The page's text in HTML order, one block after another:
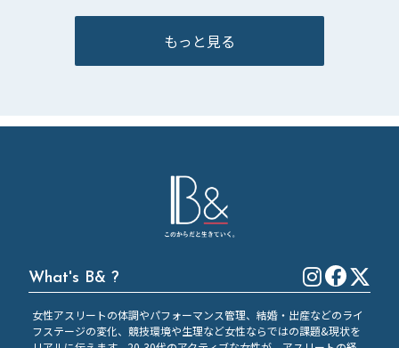
もっと見る
What's B& ?
女性アスリートの体調やパフォーマンス管理、結婚・出産などのライ
フステージの変化、競技環境や生理など女性ならではの課題&現状を